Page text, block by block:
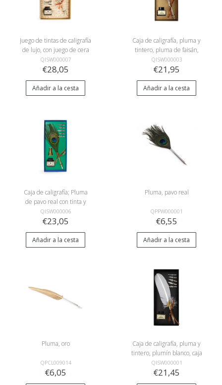
Juego de tintas de caligrafía
de lujo, con juego de cera
en caja dorada clara
QISW000007
€28,05
Añadir a la cesta
Caja de caligrafía, pluma y
tintero, pluma de faisán,
caja dorada
QISW000003
€21,95
Añadir a la cesta
Caja de caligrafía; Pluma
de pavo real con tinta y
soporte, caja azul
QISW000006
€23,05
Añadir a la cesta
Pluma, pavo real
QPPW000001
€6,55
Añadir a la cesta
Pluma, oro
QPCL009014
€6,05
Caja de caligrafía, pluma y
tintero, plumín blanco, caja
negra
QISW000001
€21,45